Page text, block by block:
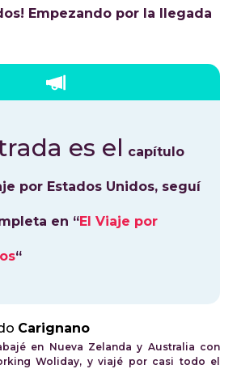
Empezando por la llegada
es el capítulo
por Estados Unidos, seguí
en “El Viaje por
“
Carignano
en Nueva Zelanda y Australia con
Woliday, y viajé por casi todo el